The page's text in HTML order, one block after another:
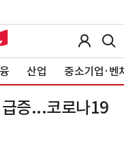
산업 중소기업·벤
증...코로나19